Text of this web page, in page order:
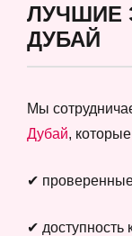
ЛУЧШИЕ
ДУБАЙ
Мы
Дубай,
✔
✔ доступность